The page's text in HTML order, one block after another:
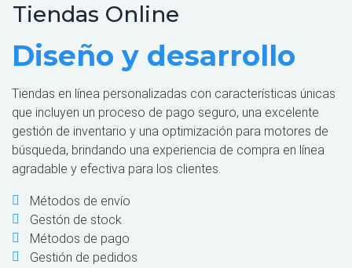
Tiendas Online
Diseño y desarrollo
Tiendas en línea personalizadas con características únicas
que incluyen un proceso de pago seguro, una excelente
gestión de inventario y una optimización para motores de
búsqueda, brindando una experiencia de compra en línea
agradable y efectiva para los clientes.
Métodos de envío
Gestón de stock
Métodos de pago
Gestión de pedidos